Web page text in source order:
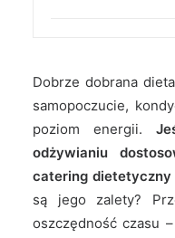
Dobrze dobrana
samopoczucie,
poziom energii.
odżywianiu
catering
są jego zalety?
oszczędność czasu